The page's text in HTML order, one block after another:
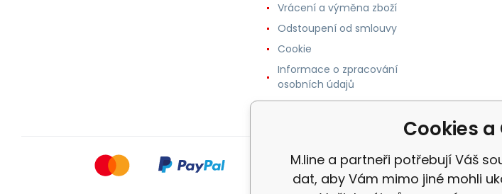
Vrácení a výměna zboží
Odstoupení od smlouvy
Cookie
Informace o zpracování
osobních údajů
Cookies a
M.line a partneři potřebují Váš
dat, aby Vám mimo jiné mohli